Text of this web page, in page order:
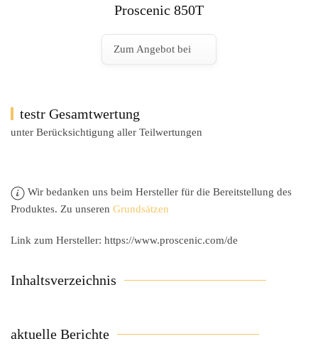
Proscenic 850T
Zum Angebot bei
testr Gesamtwertung
unter Berücksichtigung aller Teilwertungen
Wir bedanken uns beim Hersteller für die Bereitstellung des
Produktes. Zu unseren Grundsätzen
Link zum Hersteller: https://www.proscenic.com/de
Inhaltsverzeichnis
aktuelle Berichte